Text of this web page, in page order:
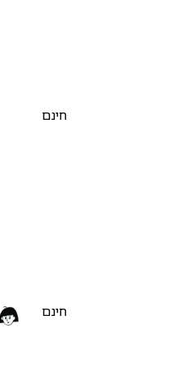
חינם
חינם